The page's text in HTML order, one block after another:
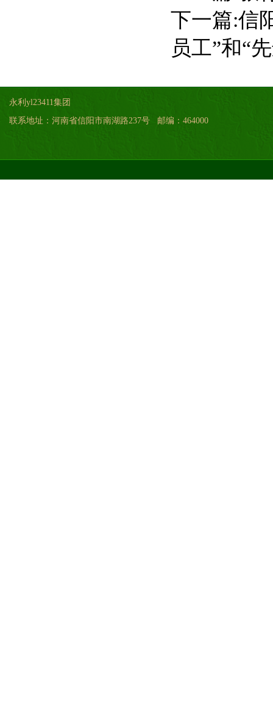
下一篇:信
员工”和“
永利yl23411集团
联系地址：河南省信阳市南湖路237号 邮编：464000